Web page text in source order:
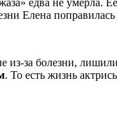
едва не умерла.
Елена поправилась
за болезни,
. То есть жизнь